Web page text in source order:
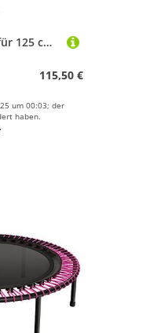
bellicon Seilring-Set für 125 cm Rebounder (Pink – Stark, bis 120 kg) | 42 Original Naturkautschuk Seilringe
115,50 €
um 00:03; der
haben.